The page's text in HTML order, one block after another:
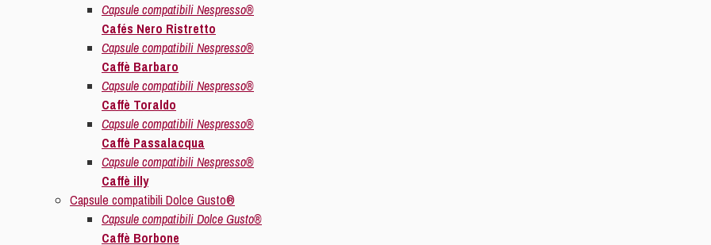
Capsule compatibili Nespresso®
Cafés Nero Ristretto
Capsule compatibili Nespresso®
Caffè Barbaro
Capsule compatibili Nespresso®
Caffè Toraldo
Capsule compatibili Nespresso®
Caffè Passalacqua
Capsule compatibili Nespresso®
Caffè illy
Capsule compatibili Dolce Gusto®
Capsule compatibili Dolce Gusto®
Caffè Borbone